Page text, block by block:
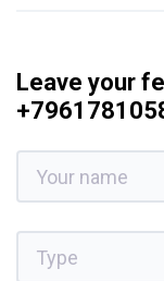
Leave your